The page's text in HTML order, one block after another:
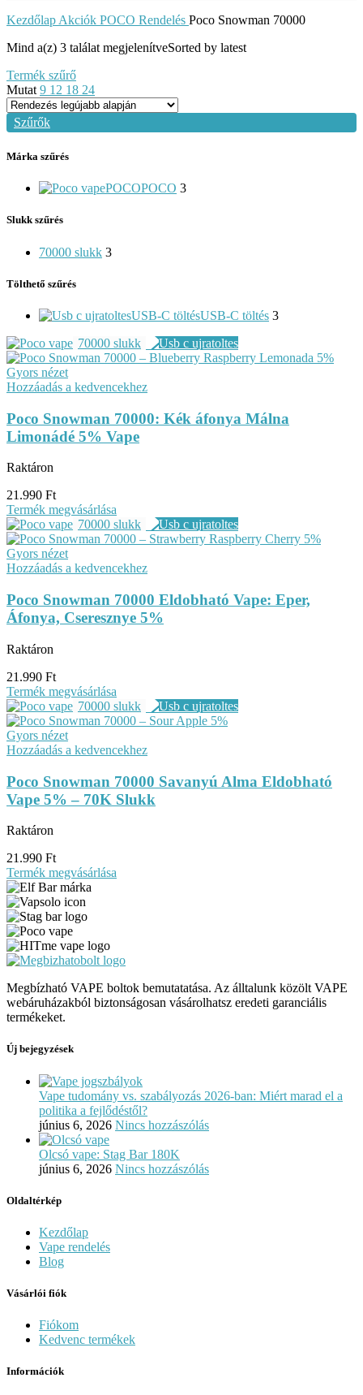
Kezdőlap Akciók POCO Rendelés Poco Snowman 70000
Mind a(z) 3 találat megjelenítveSorted by latest
Termék szűrő
Mutat 9 12 18 24
Szűrők
Márka szűrés
POCOPOCO 3
Slukk szűrés
70000 slukk 3
Tölthető szűrés
USB-C töltésUSB-C töltés 3
70000 slukk
Gyors nézet
Hozzáadás a kedvencekhez
Poco Snowman 70000: Kék áfonya Málna
Limonádé 5% Vape
Raktáron
21.990 Ft
Termék megvásárlása
70000 slukk
Gyors nézet
Hozzáadás a kedvencekhez
Poco Snowman 70000 Eldobható Vape: Eper,
Áfonya, Cseresznye 5%
Raktáron
21.990 Ft
Termék megvásárlása
70000 slukk
Gyors nézet
Hozzáadás a kedvencekhez
Poco Snowman 70000 Savanyú Alma Eldobható
Vape 5% – 70K Slukk
Raktáron
21.990 Ft
Termék megvásárlása
Megbízható VAPE boltok bemutatatása. Az álltalunk közölt VAPE
webáruházakból biztonságosan vásárolhatsz eredeti garanciális
termékeket.
Új bejegyzések
Vape tudomány vs. szabályozás 2026-ban: Miért marad el a
politika a fejlődéstől?
június 6, 2026 Nincs hozzászólás
Olcsó vape: Stag Bar 180K
június 6, 2026 Nincs hozzászólás
Oldaltérkép
Kezdőlap
Vape rendelés
Blog
Vásárlói fiók
Fiókom
Kedvenc termékek
Információk